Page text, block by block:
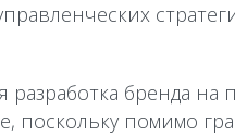
бренда
поскольку помимо